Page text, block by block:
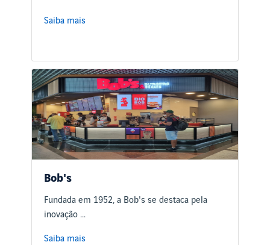
Saiba mais
Bob's
Fundada em 1952, a Bob's se destaca pela
inovação ...
Saiba mais